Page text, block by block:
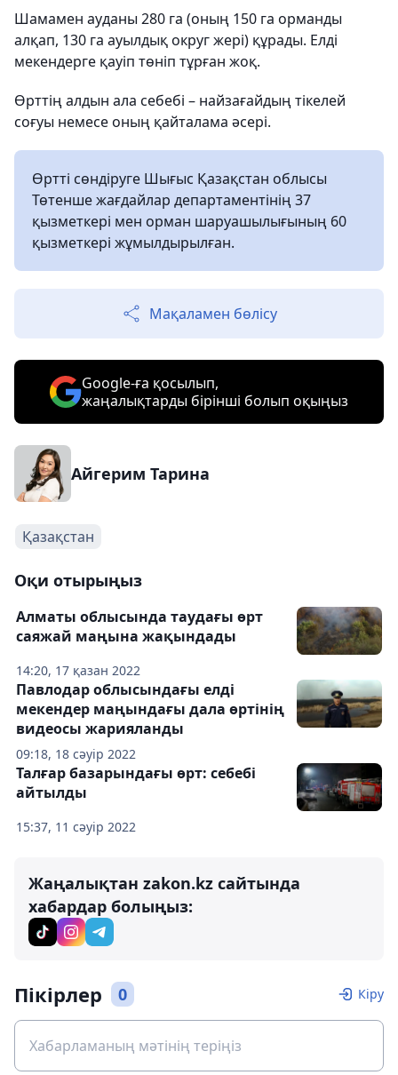
Шамамен ауданы 280 га (оның 150 га орманды
алқап, 130 га ауылдық округ жері) құрады. Елді
мекендерге қауіп төніп тұрған жоқ.
Өрттің алдын ала себебі – найзағайдың тікелей
соғуы немесе оның қайталама әсері.
Өртті сөндіруге Шығыс Қазақстан облысы
Төтенше жағдайлар департаментінің 37
қызметкері мен орман шаруашылығының 60
қызметкері жұмылдырылған.
Мақаламен бөлісу
Google-ға қосылып,
жаңалықтарды бірінші болып оқыңыз
Айгерим Тарина
Қазақстан
Оқи отырыңыз
14:20, 17 қазан 2022
Алматы облысында таудағы өрт
саяжай маңына жақындады
09:18, 18 сәуір 2022
Павлодар облысындағы елді
мекендер маңындағы дала өртінің
видеосы жарияланды
15:37, 11 сәуір 2022
Талғар базарындағы өрт: себебі
айтылды
Жаңалықтан zakon.kz сайтында
хабардар болыңыз:
Пікірлер 0 Кіру